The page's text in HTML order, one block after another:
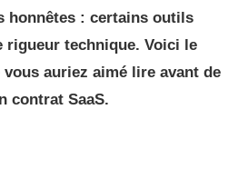
honnêtes : certains outils
rigueur technique. Voici le
auriez aimé lire avant de
contrat SaaS.